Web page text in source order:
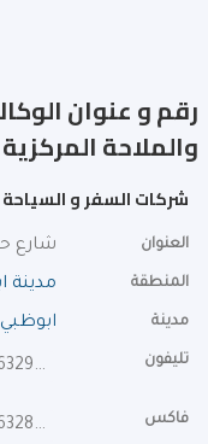
رقم و عنوان
والملاحة
شركات السفر و السياحة
العنوان شارع
المنطقة مدينة
مدينة ابوظبي
تليفون 026329100
فاكس 026328030